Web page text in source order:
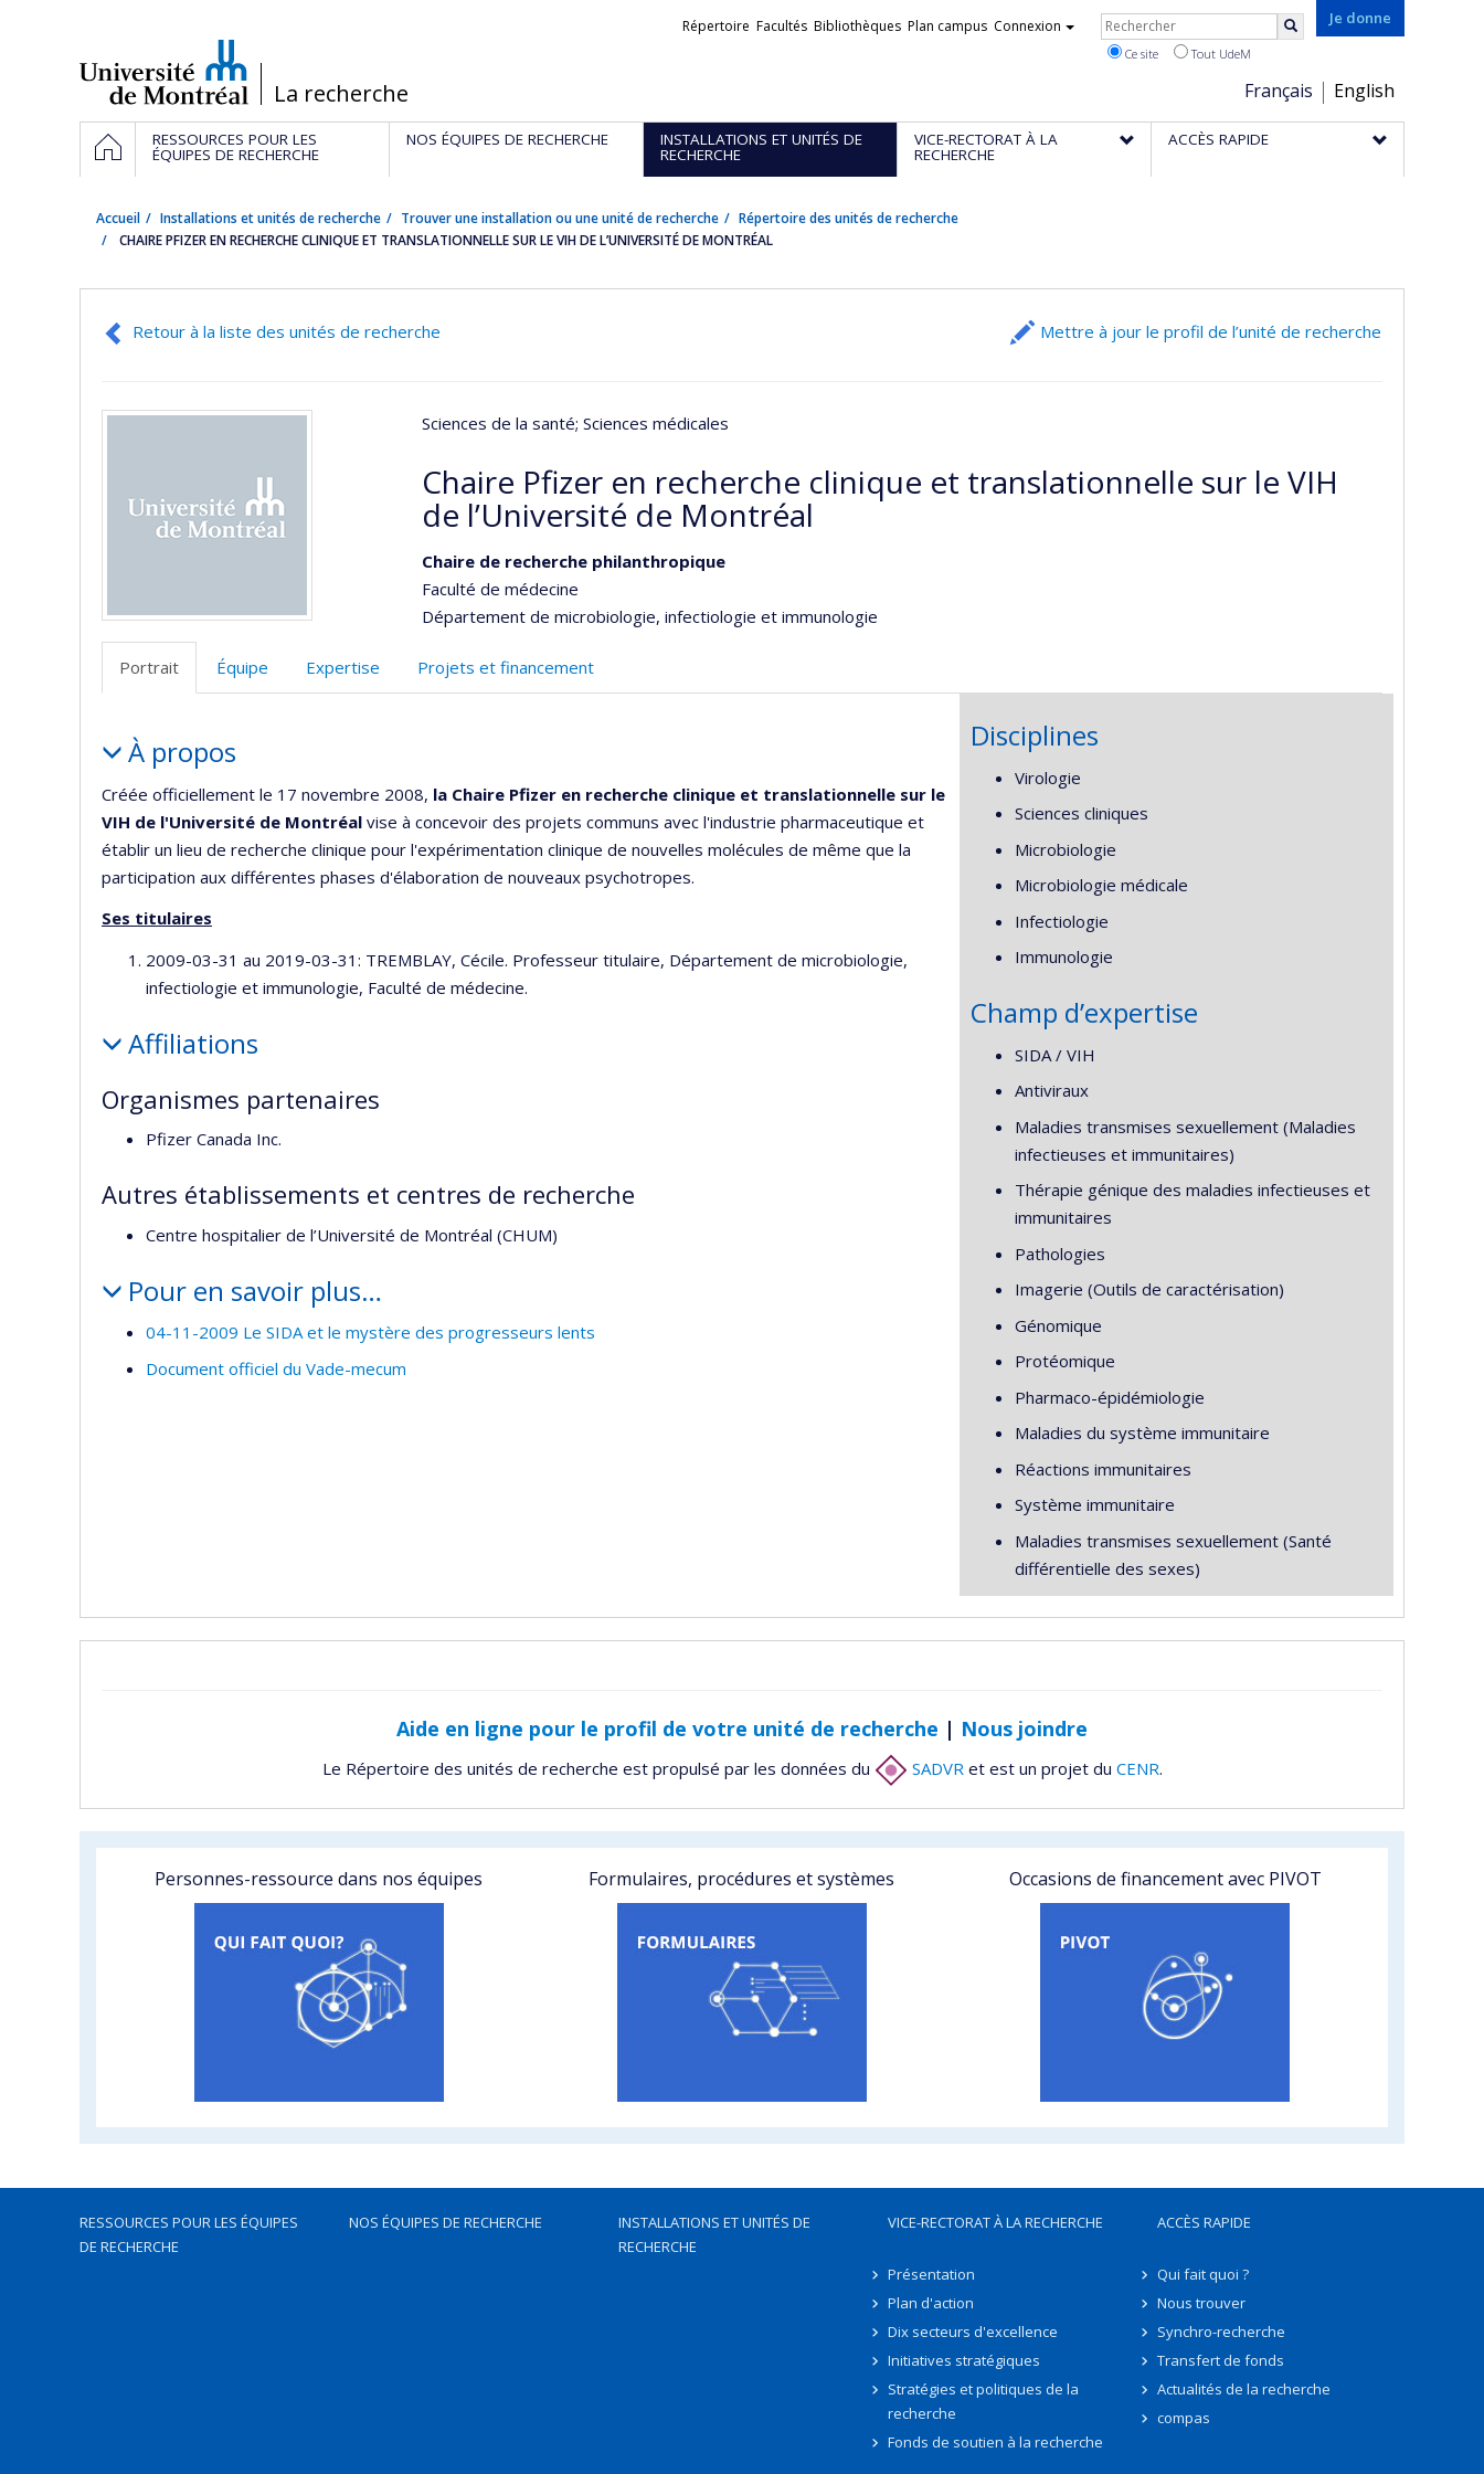
/La recherche
Je donne
Choix
de
la
Français English
Liens
Répertoire Facultés Bibliothèques Plan campus Connexion Rechercher
Ce site Tout UdeM
Navigation
principale
ACCUEILRESSOURCES POUR LES
ÉQUIPES DE RECHERCHE
NOS ÉQUIPES DE RECHERCHE INSTALLATIONS ET UNITÉS DE
RECHERCHE
VICE-RECTORAT À LA
RECHERCHE
ACCÈS RAPIDE
Accueil Installations et unités de recherche Trouver une installation ou une unité de recherche
Répertoire des unités de recherche
CHAIRE PFIZER EN RECHERCHE CLINIQUE ET TRANSLATIONNELLE SUR LE VIH DE L’UNIVERSITÉ DE MONTRÉAL
Retour à la liste des unités de recherche Mettre à jour le profil de l’unité de recherche
Sciences de la santé; Sciences médicales
Chaire Pfizer en recherche clinique et translationnelle sur le VIH
de l’Université de Montréal
Chaire de recherche philanthropique
Faculté de médecine
Département de microbiologie, infectiologie et immunologie
Portrait Équipe Expertise Projets et financement
Portrait
À propos
Créée officiellement le 17 novembre 2008, la Chaire Pfizer en recherche clinique et translationnelle sur le
VIH de l'Université de Montréal vise à concevoir des projets communs avec l'industrie pharmaceutique et
établir un lieu de recherche clinique pour l'expérimentation clinique de nouvelles molécules de même que la
participation aux différentes phases d'élaboration de nouveaux psychotropes.
Ses titulaires
2009-03-31 au 2019-03-31: TREMBLAY, Cécile. Professeur titulaire, Département de microbiologie,
infectiologie et immunologie, Faculté de médecine.
Affiliations
Organismes partenaires
Pfizer Canada Inc.
Autres établissements et centres de recherche
Centre hospitalier de l’Université de Montréal (CHUM)
Pour en savoir plus…
04-11-2009 Le SIDA et le mystère des progresseurs lents
Document officiel du Vade-mecum
Disciplines
Virologie
Sciences cliniques
Microbiologie
Microbiologie médicale
Infectiologie
Immunologie
Champ d’expertise
SIDA / VIH
Antiviraux
Maladies transmises sexuellement (Maladies
infectieuses et immunitaires)
Thérapie génique des maladies infectieuses et
immunitaires
Pathologies
Imagerie (Outils de caractérisation)
Génomique
Protéomique
Pharmaco-épidémiologie
Maladies du système immunitaire
Réactions immunitaires
Système immunitaire
Maladies transmises sexuellement (Santé
différentielle des sexes)
Aide en ligne pour le profil de votre unité de recherche | Nous joindre
Le Répertoire des unités de recherche est propulsé par les données du SADVR et est un projet du CENR.
Personnes-ressource dans nos équipes Formulaires, procédures et systèmes Occasions de financement avec PIVOT
RESSOURCES POUR LES ÉQUIPES
DE RECHERCHE
NOS ÉQUIPES DE RECHERCHE
INSTALLATIONS ET UNITÉS DE
RECHERCHE
VICE-RECTORAT À LA RECHERCHE
Présentation
Plan d'action
Dix secteurs d'excellence
Initiatives stratégiques
Stratégies et politiques de la
recherche
Fonds de soutien à la recherche
ACCÈS RAPIDE
Qui fait quoi ?
Nous trouver
Synchro-recherche
Transfert de fonds
Actualités de la recherche
compas